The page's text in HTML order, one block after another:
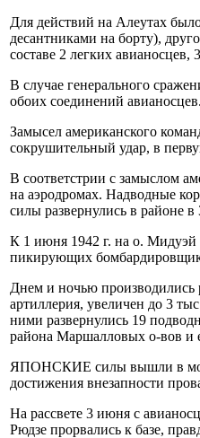
Для действий на Алеутах
десантниками на борту),
составе 2 легких
В случае генерального
обоих соединений авианосцев.
Замысел американского
сокрушительный удар, в
В соответстрии с замыслом
на аэродромах. Надводные
силы развернулись в районе
К 1 июня 1942 г. на о. Мидуэй
пикирующих
Днем и ночью производились
артиллерия, увеличен до 3
ними развернулись 19
района Маршалловых о-вов и
ЯПОНСКИЕ силы вышли в море
достижения внезапности
На рассвете 3 июня с
Рюдзе прорвались к базе,